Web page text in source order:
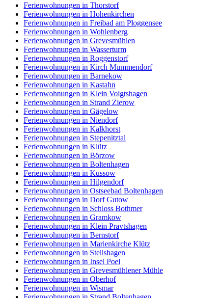
Ferienwohnungen in Thorstorf
Ferienwohnungen in Hohenkirchen
Ferienwohnungen in Freibad am Ploggensee
Ferienwohnungen in Wohlenberg
Ferienwohnungen in Grevesmühlen
Ferienwohnungen in Wasserturm
Ferienwohnungen in Roggenstorf
Ferienwohnungen in Kirch Mummendorf
Ferienwohnungen in Barnekow
Ferienwohnungen in Kastahn
Ferienwohnungen in Klein Voigtshagen
Ferienwohnungen in Strand Zierow
Ferienwohnungen in Gägelow
Ferienwohnungen in Niendorf
Ferienwohnungen in Kalkhorst
Ferienwohnungen in Stepenitztal
Ferienwohnungen in Klütz
Ferienwohnungen in Börzow
Ferienwohnungen in Boltenhagen
Ferienwohnungen in Kussow
Ferienwohnungen in Hilgendorf
Ferienwohnungen in Ostseebad Boltenhagen
Ferienwohnungen in Dorf Gutow
Ferienwohnungen in Schloss Bothmer
Ferienwohnungen in Gramkow
Ferienwohnungen in Klein Pravtshagen
Ferienwohnungen in Bernstorf
Ferienwohnungen in Marienkirche Klütz
Ferienwohnungen in Stellshagen
Ferienwohnungen in Insel Poel
Ferienwohnungen in Grevesmühlener Mühle
Ferienwohnungen in Oberhof
Ferienwohnungen in Wismar